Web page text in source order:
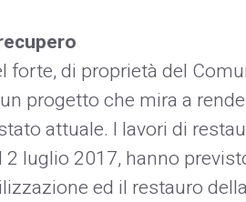
forte, di proprietà del
progetto che mira a
attuale. I lavori di
2 luglio 2017, hanno
ed il restauro